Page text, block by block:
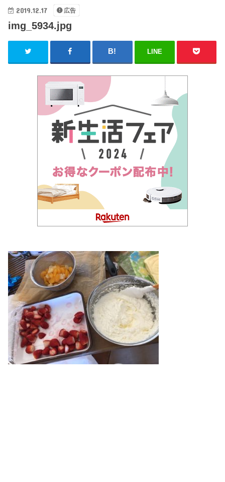
2019.12.17 広告
img_5934.jpg
LINE